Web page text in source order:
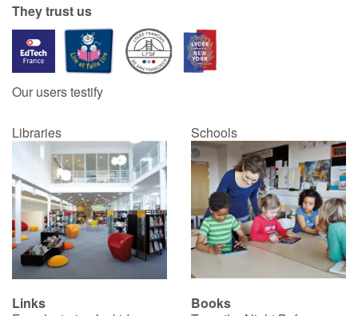
They trust us
Our users testify
Libraries Schools
Links
Books